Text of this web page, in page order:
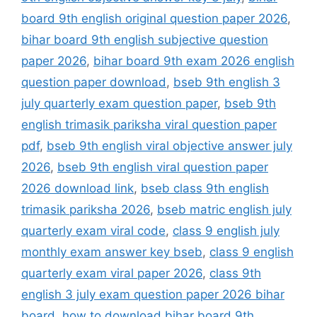
board 9th english original question paper 2026,
bihar board 9th english subjective question
paper 2026, bihar board 9th exam 2026 english
question paper download, bseb 9th english 3
july quarterly exam question paper, bseb 9th
english trimasik pariksha viral question paper
pdf, bseb 9th english viral objective answer july
2026, bseb 9th english viral question paper
2026 download link, bseb class 9th english
trimasik pariksha 2026, bseb matric english july
quarterly exam viral code, class 9 english july
monthly exam answer key bseb, class 9 english
quarterly exam viral paper 2026, class 9th
english 3 july exam question paper 2026 bihar